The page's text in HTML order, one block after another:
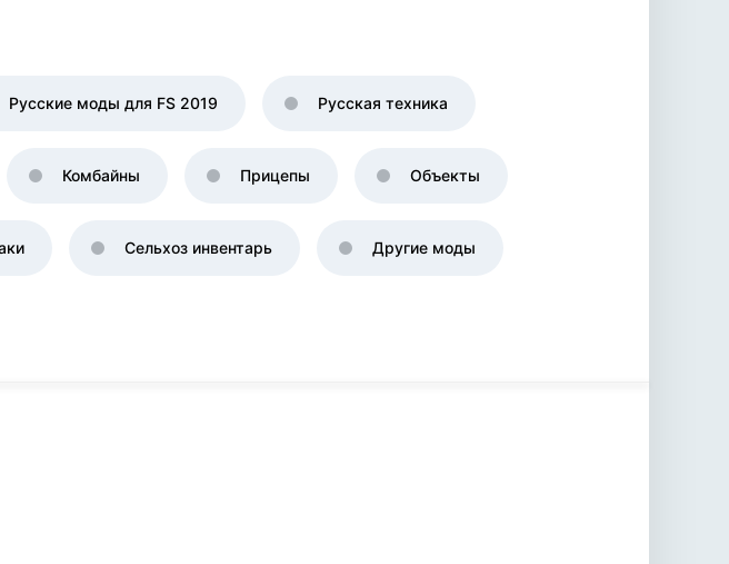
Русские моды для FS 2019 Русская техника
Комбайны Прицепы Объекты
Сельхоз инвентарь Другие моды